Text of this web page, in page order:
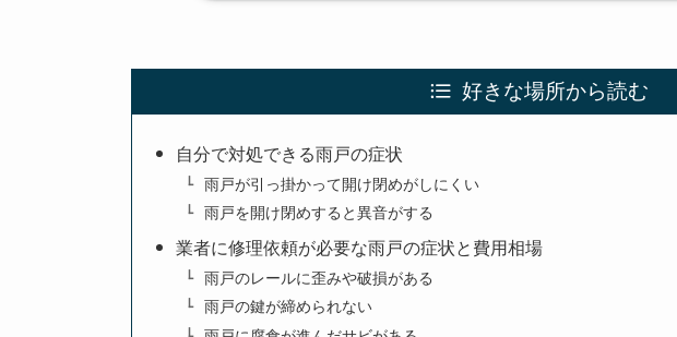
好きな場所から読む
自分で対処できる雨戸の症状
雨戸が引っ掛かって開け閉めがしにくい
雨戸を開け閉めすると異音がする
業者に修理依頼が必要な雨戸の症状と費用相場
雨戸のレールに歪みや破損がある
雨戸の鍵が締められない